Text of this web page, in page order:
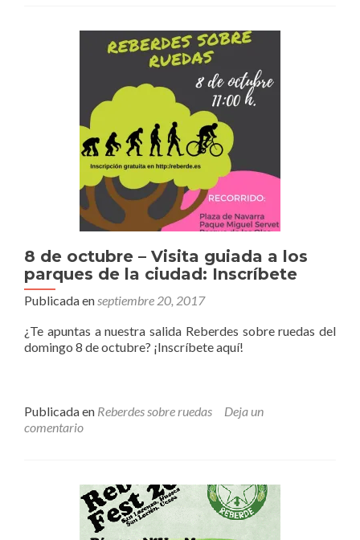
8 de octubre – Visita guiada a los
parques de la ciudad: Inscríbete
Publicada enseptiembre 20, 2017
¿Te apuntas a nuestra salida Reberdes sobre ruedas del
domingo 8 de octubre? ¡Inscríbete aquí!
Publicada en Reberdes sobre ruedas
Deja un
comentario